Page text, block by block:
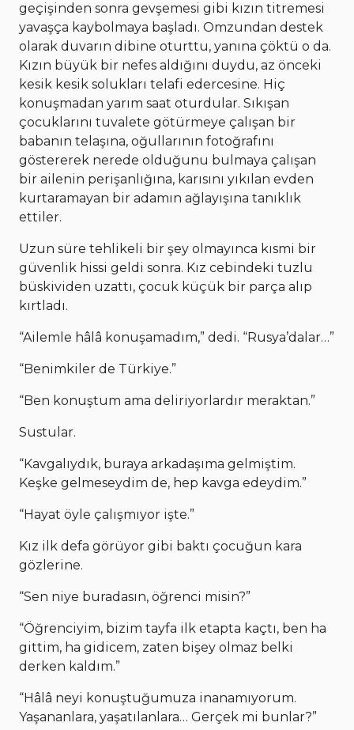
geçişinden sonra gevşemesi gibi kızın titremesi
yavaşça kaybolmaya başladı. Omzundan destek
olarak duvarın dibine oturttu, yanına çöktü o da.
Kızın büyük bir nefes aldığını duydu, az önceki
kesik kesik solukları telafi edercesine. Hiç
konuşmadan yarım saat oturdular. Sıkışan
çocuklarını tuvalete götürmeye çalışan bir
babanın telaşına, oğullarının fotoğrafını
göstererek nerede olduğunu bulmaya çalışan
bir ailenin perişanlığına, karısını yıkılan evden
kurtaramayan bir adamın ağlayışına tanıklık
ettiler.
Uzun süre tehlikeli bir şey olmayınca kısmi bir
güvenlik hissi geldi sonra. Kız cebindeki tuzlu
büskividen uzattı, çocuk küçük bir parça alıp
kırtladı.
“Ailemle hâlâ konuşamadım,” dedi. “Rusya’dalar…”
“Benimkiler de Türkiye.”
“Ben konuştum ama deliriyorlardır meraktan.”
Sustular.
“Kavgalıydık, buraya arkadaşıma gelmiştim.
Keşke gelmeseydim de, hep kavga edeydim.”
“Hayat öyle çalışmıyor işte.”
Kız ilk defa görüyor gibi baktı çocuğun kara
gözlerine.
“Sen niye buradasın, öğrenci misin?”
“Öğrenciyim, bizim tayfa ilk etapta kaçtı, ben ha
gittim, ha gidicem, zaten bişey olmaz belki
derken kaldım.”
“Hâlâ neyi konuştuğumuza inanamıyorum.
Yaşananlara, yaşatılanlara… Gerçek mi bunlar?”